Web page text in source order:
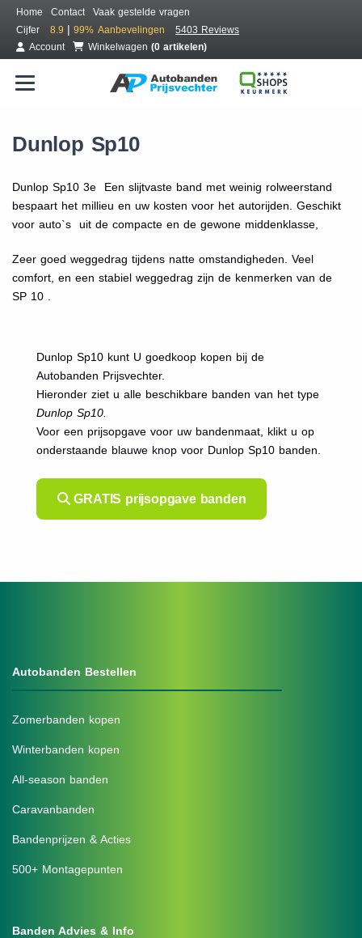
Home Contact
Vaak gestelde vragen
Cijfer
8.9 | 99% Aanbevelingen
5403 Reviews
Account
Winkelwagen (0 artikelen)
Dunlop Sp10
Dunlop Sp10 3e Een slijtvaste band met weinig rolweerstand
bespaart het millieu en uw kosten voor het autorijden. Geschikt
voor auto`s uit de compacte en de gewone middenklasse,
Zeer goed weggedrag tijdens natte omstandigheden. Veel
comfort, en een stabiel weggedrag zijn de kenmerken van de
SP 10 .
Dunlop Sp10 kunt U goedkoop kopen bij de
Autobanden Prijsvechter.
Hieronder ziet u alle beschikbare banden van het type
Dunlop Sp10.
Voor een prijsopgave voor uw bandenmaat, klikt u op
onderstaande blauwe knop voor Dunlop Sp10 banden.
GRATIS prijsopgave banden
Autobanden Bestellen
Zomerbanden kopen
Winterbanden kopen
All-season banden
Caravanbanden
Bandenprijzen & Acties
500+ Montagepunten
Banden Advies & Info